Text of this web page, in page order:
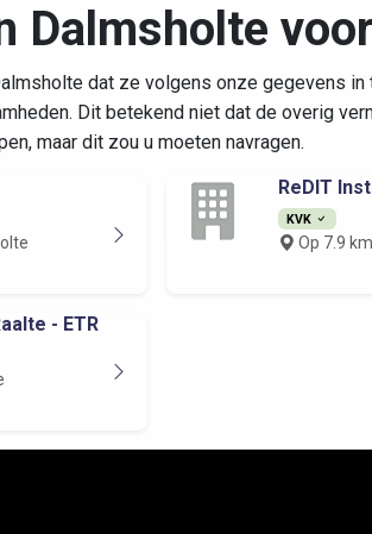
Dalmsholte
dat ze volgens onze gegevens
Dit betekend niet dat de overig
maar dit zou u moeten navragen.
ReDIT
KVK
Op 7.9
- ETR